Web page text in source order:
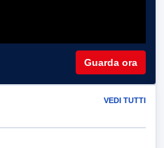
Guarda ora
VEDI TUTTI